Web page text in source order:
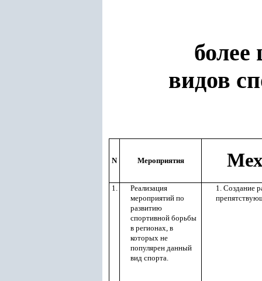
видов
N Мероприятия
1.
Реализация
мероприятий по
развитию
спортивной борьбы
в регионах, в
которых не
популярен данный
вид спорта.
1. Создание